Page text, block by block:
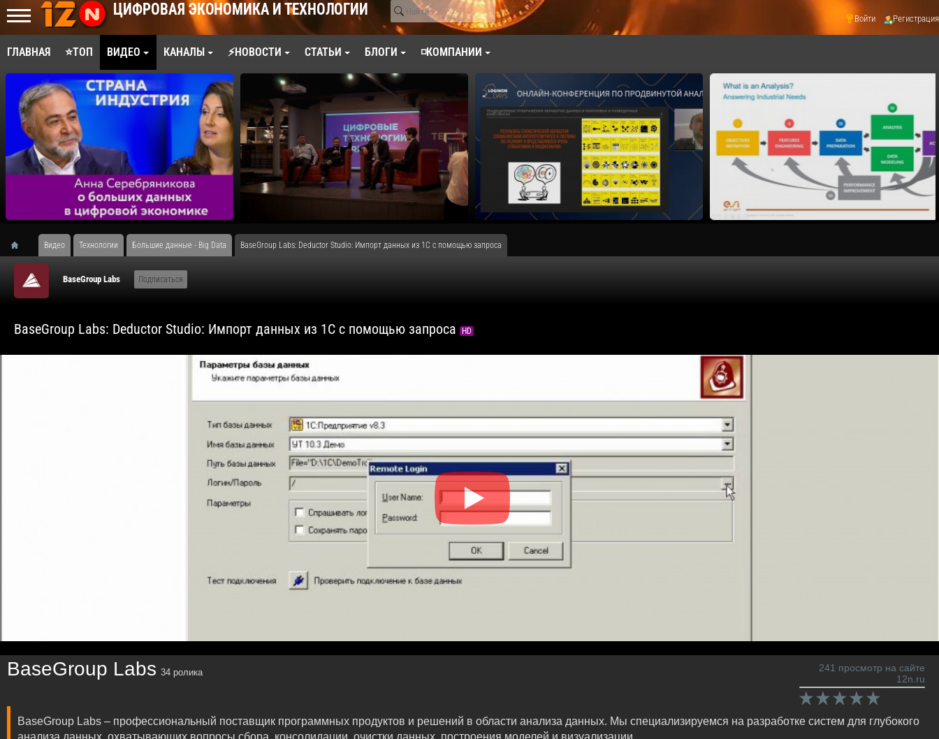
ЦИФРОВАЯ ЭКОНОМИКА И ТЕХНОЛОГИИ Войти Регистрация
ГЛАВНАЯ ⭐ТОП ВИДЕО КАНАЛЫ ⚡НОВОСТИ СТАТЬИ БЛОГИ ◽КОМПАНИИ
Видео Технологии Большие данные - Big Data BaseGroup Labs: Deductor Studio: Импорт данных из 1С с помощью запроса
BaseGroup Labs Подписаться
BaseGroup Labs: Deductor Studio: Импорт данных из 1С с помощью запроса HD
BaseGroup Labs 34 ролика
241 просмотр на сайте
12n.ru
BaseGroup Labs – профессиональный поставщик программных продуктов и решений в области анализа данных. Мы специализируемся на разработке систем для глубокого
анализа данных, охватывающих вопросы сбора, консолидации, очистки данных, построения моделей и визуализации.